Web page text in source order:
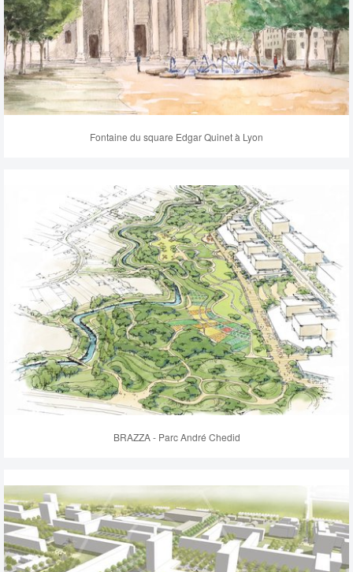
Fontaine du square Edgar Quinet à Lyon
BRAZZA - Parc André Chedid